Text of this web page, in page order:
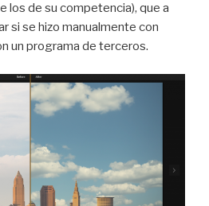
los de su competencia), que a
si se hizo manualmente con
un programa de terceros.